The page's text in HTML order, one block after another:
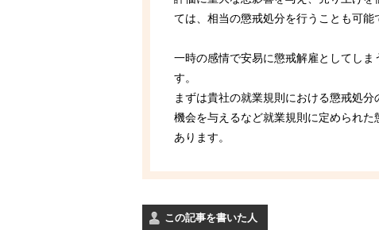
ては、相当の懲戒処分を行うことも可能
一時の感情で安易に懲戒解雇としてし
す。
まずは貴社の就業規則における懲戒処
機会を与えるなど就業規則に定められ
あります。
この記事を書いた人